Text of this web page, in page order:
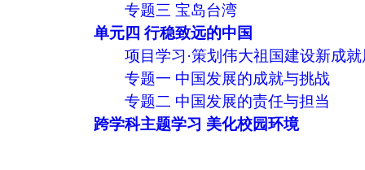
专题三 宝岛台湾
单元四 行稳致远的中国
项目学习·策划伟大祖国建设新成
专题一 中国发展的成就与挑战
专题二 中国发展的责任与担当
跨学科主题学习 美化校园环境